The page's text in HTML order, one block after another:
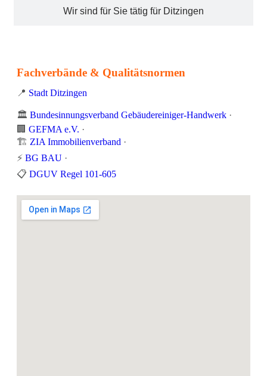
Wir sind für Sie tätig für Ditzingen
Fachverbände & Qualitätsnormen
📍 Stadt Ditzingen
🏛️ Bundesinnungsverband Gebäudereiniger-Handwerk ·
🏢 GEFMA e.V. ·
🏗️ ZIA Immobilienverband ·
⚡ BG BAU ·
📋 DGUV Regel 101-605